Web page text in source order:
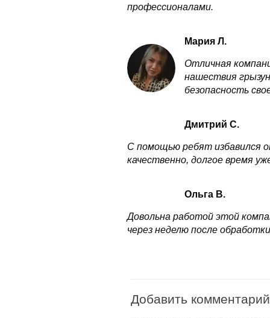
профессионалами.
Мария Л.
Отличная
нашествия
безопасность
Дмитрий С.
С помощью ребят избавился
качественно, долгое время
Ольга В.
Довольна работой этой
через неделю после
Добавить комментарий